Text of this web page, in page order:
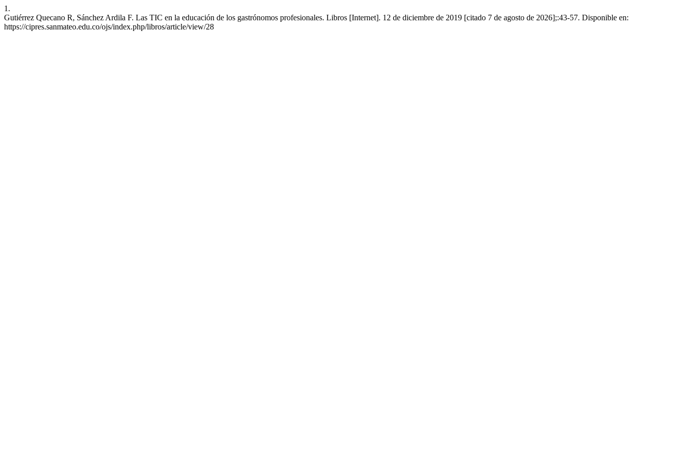
1.
Gutiérrez Quecano R, Sánchez Ardila F. Las TIC en la educación de los gastrónomos profesionales. Libros [Internet]. 12 de diciembre de 2019 [citado 7 de agosto de 2026];:43-57. Disponible en:
https://cipres.sanmateo.edu.co/ojs/index.php/libros/article/view/28